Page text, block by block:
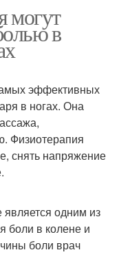
могут
в
эффективных
в ногах. Она
Физиотерапия
снять напряжение
одним из
боли в колене и
боли врач